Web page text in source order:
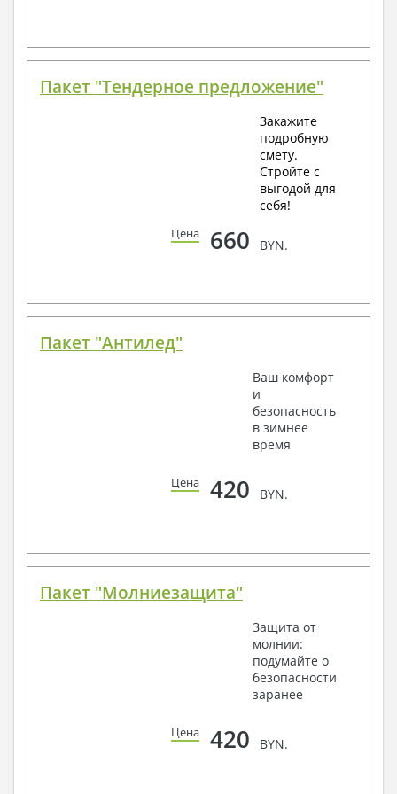
Пакет "Тендерное предложение"
Закажите
подробную
смету.
Стройте с
выгодой для
себя!
Цена 660 BYN.
Пакет "Антилед"
Ваш комфорт
и
безопасность
в зимнее
время
Цена 420 BYN.
Пакет "Молниезащита"
Защита от
молнии:
подумайте о
безопасности
заранее
Цена 420 BYN.